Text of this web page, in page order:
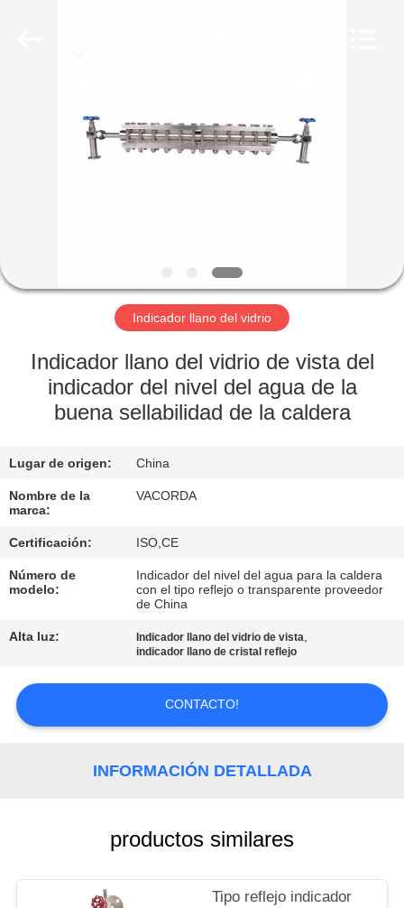
PRODUCTOS
VIAJE
FÁBRICA
DE
CALIDAD
EN
CONTACTO
CON
PIDA
UNA
SITIO
Indicador llano del vidrio
Indicador llano del vidrio de vista del
indicador del nivel del agua de la
buena sellabilidad de la caldera
Lugar de origen: China
Nombre de la
marca:
VACORDA
Certificación: ISO,CE
Número de
modelo:
Indicador del nivel del agua para la caldera
con el tipo reflejo o transparente proveedor
de China
Alta luz: Indicador llano del vidrio de vista,
indicador llano de cristal reflejo
CONTACTO!
INFORMACIÓN DETALLADA
productos similares
Tipo reflejo indicador